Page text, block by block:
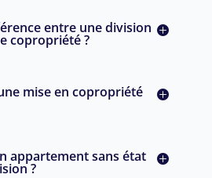
entre une division
copropriété ?
mise en copropriété
appartement sans état
?